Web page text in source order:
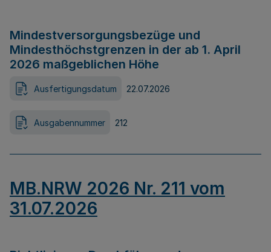
Mindestversorgungsbezüge und
Mindesthöchstgrenzen in der ab 1. April
2026 maßgeblichen Höhe
Ausfertigungsdatum 22.07.2026
Ausgabennummer 212
MB.NRW 2026 Nr. 211 vom
31.07.2026